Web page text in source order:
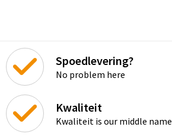
Spoedlevering?
No problem here
Kwaliteit
Kwaliteit is our middle name